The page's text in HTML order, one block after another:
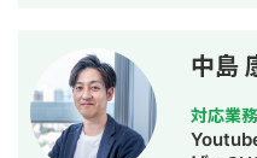
TV【
エイタ
（
中島
対応業務